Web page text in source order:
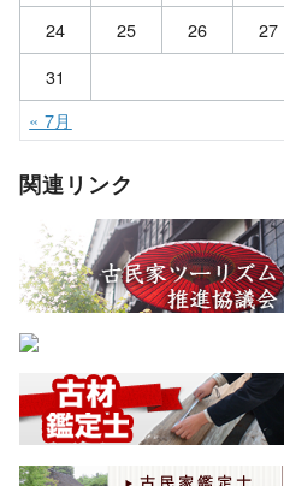
24
25 26 27
31
« 7月
関連リンク